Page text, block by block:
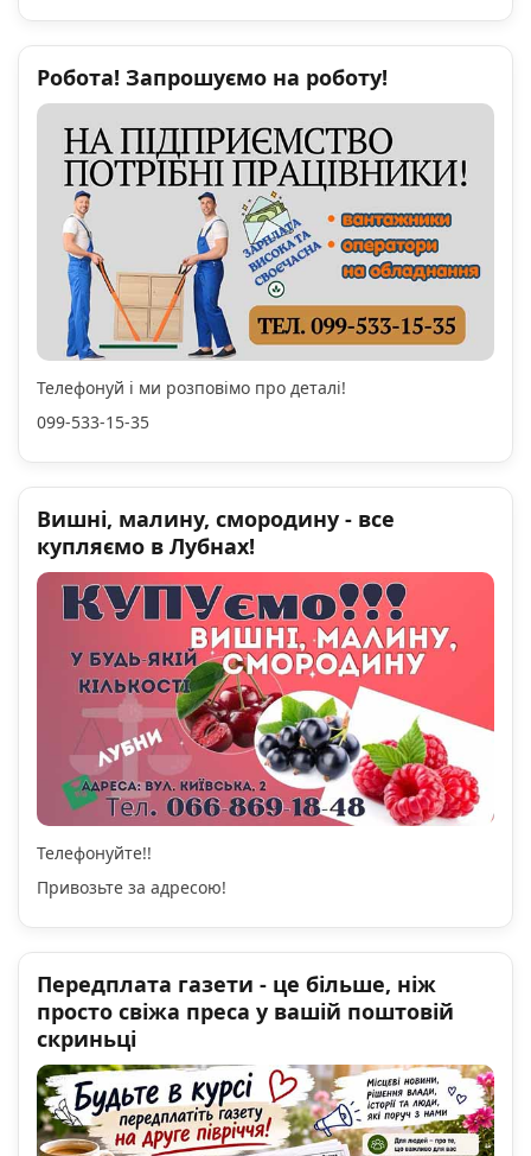
Робота! Запрошуємо на роботу!
Телефонуй і ми розповімо про деталі!
099-533-15-35
Вишні, малину, смородину - все
купляємо в Лубнах!
Телефонуйте!!
Привозьте за адресою!
Передплата газети - це більше, ніж
просто свіжа преса у вашій поштовій
скриньці